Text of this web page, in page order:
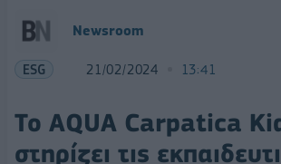
Newsroom
ESG 21/02/2024 13:41
Το AQUA Carpatica
στηρίζει τις